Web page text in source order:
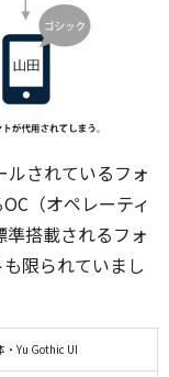
ルされているフォ
（オペレーティ
搭載されるフォ
限られていまし
・Yu Gothic UI